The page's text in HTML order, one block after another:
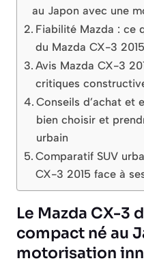
au Japon avec une
Fiabilité Mazda : ce
du Mazda CX-3
Avis Mazda CX-3
critiques
Conseils d’achat et
bien choisir et
urbain
Comparatif SUV
CX-3 2015 face à
Le Mazda CX-3
compact né au
motorisation